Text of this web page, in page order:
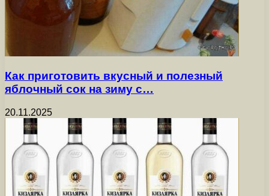
Как приготовить вкусный и полезный
яблочный сок на зиму с…
20.11.2025